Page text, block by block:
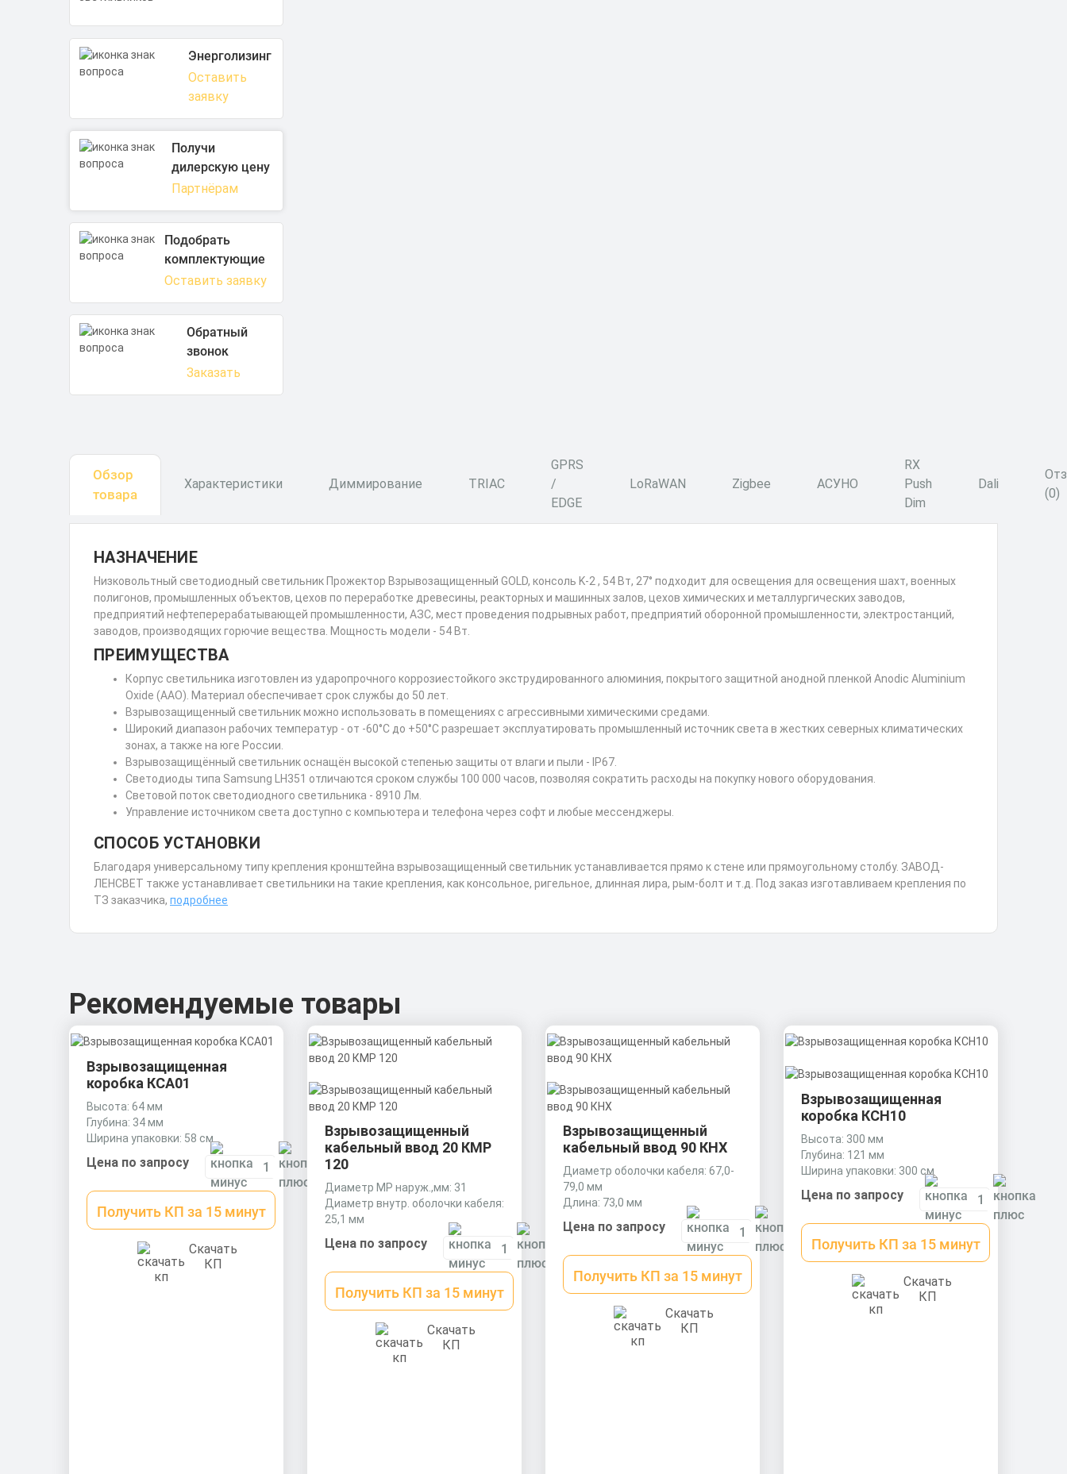
Энерголизинг
Оставить
заявку
Получи
дилерскую цену
Партнёрам
Подобрать
комплектующие
Оставить заявку
Обратный
звонок
Заказать
Обзор
товара
Характеристики Диммирование TRIAC
GPRS
/
EDGE
LoRaWAN Zigbee АСУНО
RX
Push
Dim
Dali
(0)
НАЗНАЧЕНИЕ
Низковольтный светодиодный светильник Прожектор Взрывозащищенный GOLD, консоль K-2 , 54 Вт, 27° подходит для освещения для освещения шахт, военных
полигонов, промышленных объектов, цехов по переработке древесины, реакторных и машинных залов, цехов химических и металлургических заводов,
предприятий нефтеперерабатывающей промышленности, АЗС, мест проведения подрывных работ, предприятий оборонной промышленности, электростанций,
заводов, производящих горючие вещества. Мощность модели - 54 Вт.
ПРЕИМУЩЕСТВА
Корпус светильника изготовлен из ударопрочного коррозиестойкого экструдированного алюминия, покрытого защитной анодной пленкой Anodic Aluminium
Oxide (AAO). Материал обеспечивает срок службы до 50 лет.
Взрывозащищенный светильник можно использовать в помещениях с агрессивными химическими средами.
Широкий диапазон рабочих температур - от -60°С до +50°С разрешает эксплуатировать промышленный источник света в жестких северных климатических
зонах, а также на юге России.
Взрывозащищённый светильник оснащён высокой степенью защиты от влаги и пыли - IP67.
Светодиоды типа Samsung LH351 отличаются сроком службы 100 000 часов, позволяя сократить расходы на покупку нового оборудования.
Световой поток светодиодного светильника - 8910 Лм.
Управление источником света доступно с компьютера и телефона через софт и любые мессенджеры.
СПОСОБ УСТАНОВКИ
Благодаря универсальному типу крепления кронштейна взрывозащищенный светильник устанавливается прямо к стене или прямоугольному столбу. ЗАВОД-
ЛЕНСВЕТ также устанавливает светильники на такие крепления, как консольное, ригельное, длинная лира, рым-болт и т.д. Под заказ изготавливаем крепления по
ТЗ заказчика, подробнее
Рекомендуемые товары
Взрывозащищенная
коробка КСА01
Высота: 64 мм
Глубина: 34 мм
Ширина упаковки: 58 см
Цена по запросу
Получить КП за 15 минут
Скачать
КП
Взрывозащищенный
кабельный ввод 20 КМР
120
Диаметр МР наруж.,мм: 31
Диаметр внутр. оболочки кабеля:
25,1 мм
Диаметр оболочки кабеля: 6,5-13,9
мм
Цена по запросу
Получить КП за 15 минут
Скачать
КП
Взрывозащищенный
кабельный ввод 90 КНХ
Диаметр оболочки кабеля: 67,0-
79,0 мм
Длина: 73,0 мм
Цена по запросу
Получить КП за 15 минут
Скачать
КП
Взрывозащищенная
коробка КСН10
Высота: 300 мм
Глубина: 121 мм
Ширина упаковки: 300 см
Цена по запросу
Получить КП за 15 минут
Скачать
КП